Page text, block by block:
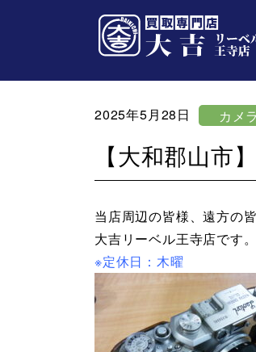
2025年5月28日 カメラ
【大和郡山
当店周辺の皆様、遠方の
大吉リーベル王寺店です。
※定休日：木曜